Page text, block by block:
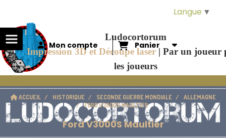
Ludocortorum
Impression 3D et Découpe laser |Par un joueur
les joueurs
Mon compte Panier
ACCUEIL HISTORIQUE SECONDE GUERRE MONDIALE
ALLEMAGNE
FORD V3000S MAULTIER
Ford V3000S Maultier
Langue ▼